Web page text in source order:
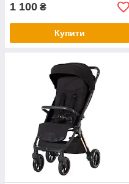
1 100 ₴
Купити